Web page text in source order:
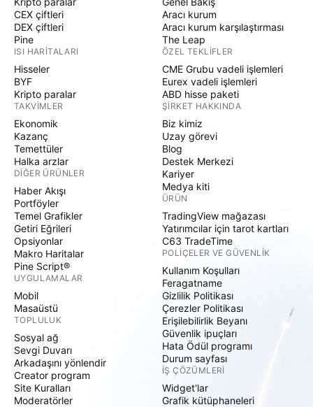
CEX çiftleri
DEX çiftleri
Pine
ISI HARITALARI
Hisseler
BYF
Kripto paralar
TAKVIMLER
Ekonomik
Kazanç
Temettüler
Halka arzlar
DIĞER ÜRÜNLER
Haber Akışı
Portföyler
Temel Grafikler
Getiri Eğrileri
Opsiyonlar
Makro Haritalar
Pine Script®
UYGULAMALAR
Mobil
Masaüstü
TOPLULUK
Sosyal ağ
Sevgi Duvarı
Arkadaşını yönlendir
Creator program
Site Kuralları
Moderatörler
Aracı kurum
Aracı kurum karşılaştırması
The Leap
ÖZEL TEKLIFLER
CME Grubu vadeli işlemleri
Eurex vadeli işlemleri
ABD hisse paketi
ŞIRKET HAKKINDA
Biz kimiz
Uzay görevi
Blog
Destek Merkezi
Kariyer
Medya kiti
ÜRÜN
TradingView mağazası
Yatırımcılar için tarot kartları
C63 TradeTime
POLIÇELER VE GÜVENLIK
Kullanım Koşulları
Feragatname
Gizlilik Politikası
Çerezler Politikası
Erişilebilirlik Beyanı
Güvenlik ipuçları
Hata Ödül programı
Durum sayfası
İŞ ÇÖZÜMLERI
Widget'lar
Grafik kütüphaneleri